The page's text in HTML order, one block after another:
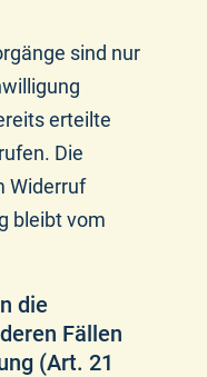
sind nur
erteilte
Die
Widerruf
bleibt vom
die
Fällen
(Art. 21